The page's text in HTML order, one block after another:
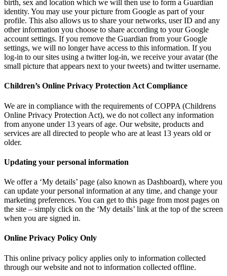
birth, sex and location which we will then use to form a Guardian
identity. You may use your picture from Google as part of your
profile. This also allows us to share your networks, user ID and any
other information you choose to share according to your Google
account settings. If you remove the Guardian from your Google
settings, we will no longer have access to this information. If you
log-in to our sites using a twitter log-in, we receive your avatar (the
small picture that appears next to your tweets) and twitter username.
Children’s Online Privacy Protection Act Compliance
We are in compliance with the requirements of COPPA (Childrens
Online Privacy Protection Act), we do not collect any information
from anyone under 13 years of age. Our website, products and
services are all directed to people who are at least 13 years old or
older.
Updating your personal information
We offer a ‘My details’ page (also known as Dashboard), where you
can update your personal information at any time, and change your
marketing preferences. You can get to this page from most pages on
the site – simply click on the ‘My details’ link at the top of the screen
when you are signed in.
Online Privacy Policy Only
This online privacy policy applies only to information collected
through our website and not to information collected offline.